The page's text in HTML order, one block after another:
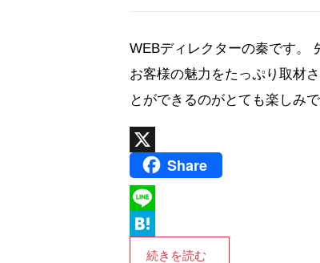
WEBディレクターの秦です。
お客様の魅力をたっぷり取材
とができるのがとても楽しみ
Share
L
続きを読む